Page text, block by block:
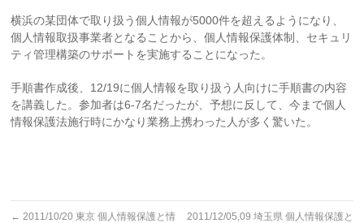
横浜の某団体で取り扱う個人情報が5000件を超えるようになり、
個人情報取扱事業者となることから、個人情報保護体制、セキュリ
ティ管理構築のサポートを実施することになった。
手順書作成後、12/19に個人情報を取り扱う人向けに手順書の内容
を講義した。参加者は6-7名だったが、予想に反して、今まで個人
情報保護法施行時にかなり業務上携わった人が多く驚いた。
← 2011/10/20 東京 個人情報保護と情
2011/12/05,09 埼玉県 個人情報保護と